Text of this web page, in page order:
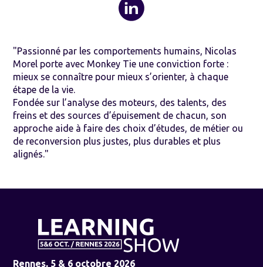
"Passionné par les comportements humains, Nicolas
Morel porte avec Monkey Tie une conviction forte :
mieux se connaître pour mieux s’orienter, à chaque
étape de la vie.
Fondée sur l’analyse des moteurs, des talents, des
freins et des sources d’épuisement de chacun, son
approche aide à faire des choix d’études, de métier ou
de reconversion plus justes, plus durables et plus
alignés."
Rennes, 5 & 6 octobre 2026